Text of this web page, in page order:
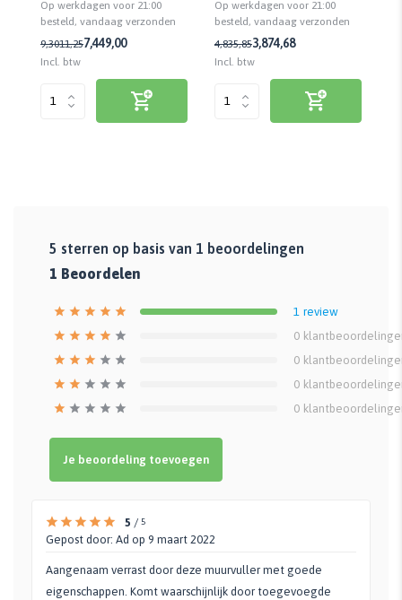
diepte
Op werkdagen voor 21:00
besteld, vandaag verzonden
9,3011,257,449,00
Incl. btw
Op werkdagen voor 21:00
besteld, vandaag verzonden
4,835,853,874,68
Incl. btw
5 sterren op basis van 1 beoordelingen
1 Beoordelen
1 review
0
0
0
0
Je beoordeling toevoegen
5 / 5
Gepost door: Ad op 9 maart 2022
Aangenaam verrast door deze muurvuller met goede
eigenschappen. Komt waarschijnlijk door toegevoegde